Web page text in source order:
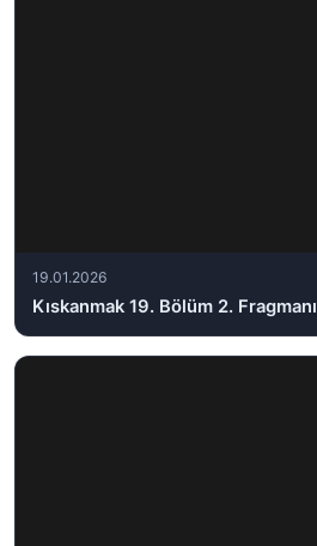
19.01.2026
Kıskanmak 19. Bölüm 2. Fragmanı